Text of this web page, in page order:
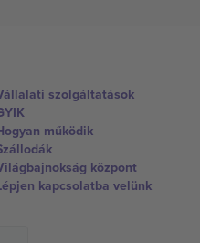
szolgáltatások
működik
központ
kapcsolatba velünk